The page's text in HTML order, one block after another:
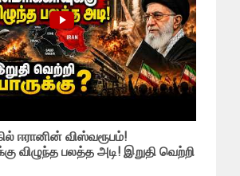
ஈரானின் விஸ்வரூபம்!
விழுந்த பலத்த அடி! இறுதி வெற்றி